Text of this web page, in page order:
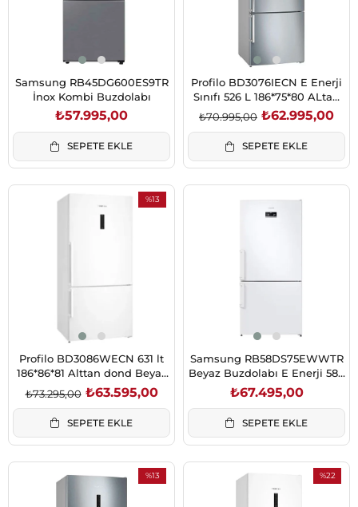
Samsung RB45DG600ES9TR
İnox Kombi Buzdolabı
₺57.995,00
SEPETE EKLE
Profilo BD3076IECN E Enerji
Sınıfı 526 L 186*75*80 ALtan
Derin Donduruculu NoFrost
Buzdolabı Inox
₺62.995,00
₺70.995,00
SEPETE EKLE
%13
Profilo BD3086WECN 631 lt
186*86*81 Alttan dond Beyaz
E Buzdolabı
₺63.595,00
₺73.295,00
SEPETE EKLE
Samsung RB58DS75EWWTR
Beyaz Buzdolabı E Enerji 580
L 1940*900*780 No Frost
Alttan Derin Donduruculu
Buzdolabı
₺67.495,00
SEPETE EKLE
%13
%22